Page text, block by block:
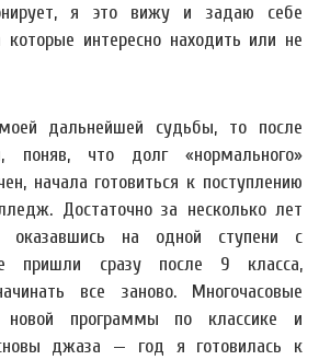
я это вижу и задаю себе
интересно находить или не
дальнейшей судьбы, то после
поняв, что долг «нормального»
начала готовиться к поступлению
Достаточно за несколько лет
на одной ступени с
пришли сразу после 9 класса,
все заново. Многочасовые
новой программы по классике и
джаза — год я готовилась к